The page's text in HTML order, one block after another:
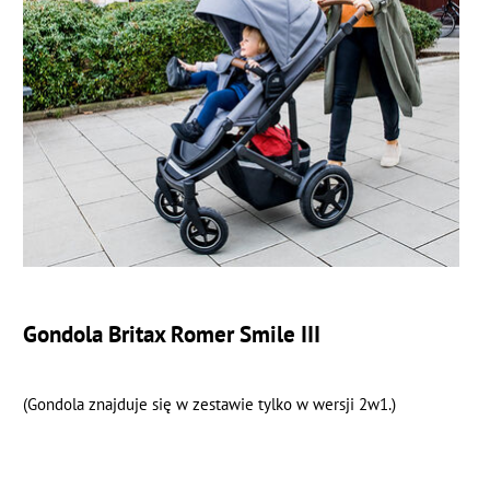
Gondola Britax Romer Smile III
(Gondola znajduje się w zestawie tylko w wersji 2w1.)